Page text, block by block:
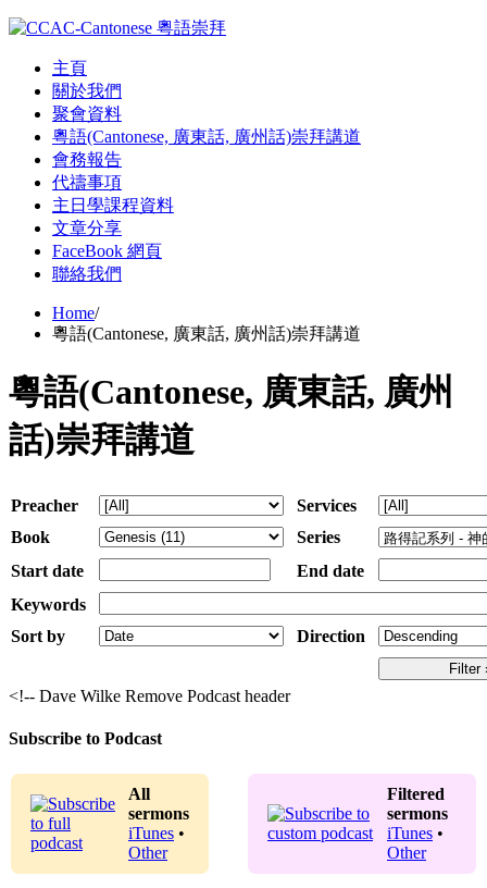
主頁
關於我們
聚會資料
粵語(Cantonese, 廣東話, 廣州話)崇拜講道
會務報告
代禱事項
主日學課程資料
文章分享
FaceBook 網頁
聯絡我們
Home/
粵語(Cantonese, 廣東話, 廣州話)崇拜講道
粵語(Cantonese, 廣東話, 廣州
話)崇拜講道
Preacher
Services
Book
Series
Start date
End date
Keywords
Sort by
Direction
<!-- Dave Wilke Remove Podcast header
Subscribe to Podcast
All
sermons
iTunes •
Other
Filtered
sermons
iTunes •
Other